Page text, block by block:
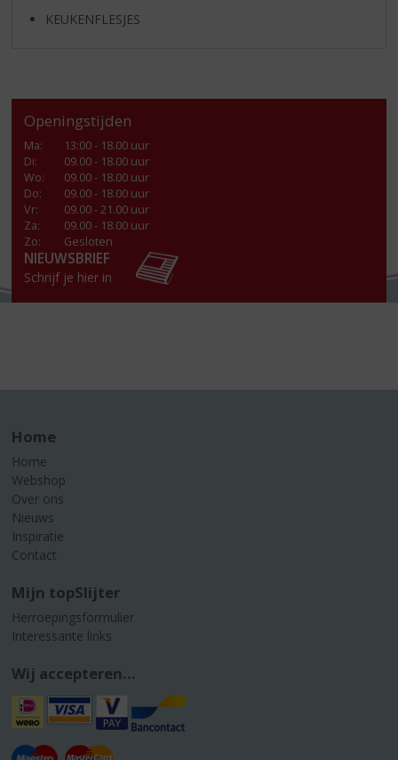
KEUKENFLESJES
Openingstijden
Ma:
13:00 - 18.00 uur
Di:
09.00 - 18.00 uur
Wo:
09.00 - 18.00 uur
Do:
09.00 - 18.00 uur
Vr:
09.00 - 21.00 uur
Za:
09.00 - 18.00 uur
Zo:
Gesloten
NIEUWSBRIEF
Schrijf je hier in
Home
Home
Webshop
Over ons
Nieuws
Inspiratie
Contact
Mijn topSlijter
Herroepingsformulier
Interessante links
Wij accepteren...